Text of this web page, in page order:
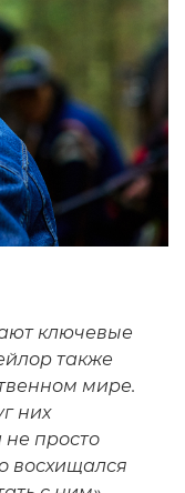
ключевые
также
мире.
них
просто
восхищался